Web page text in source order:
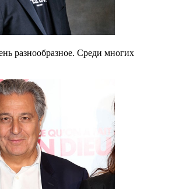
разнообразное. Среди многих